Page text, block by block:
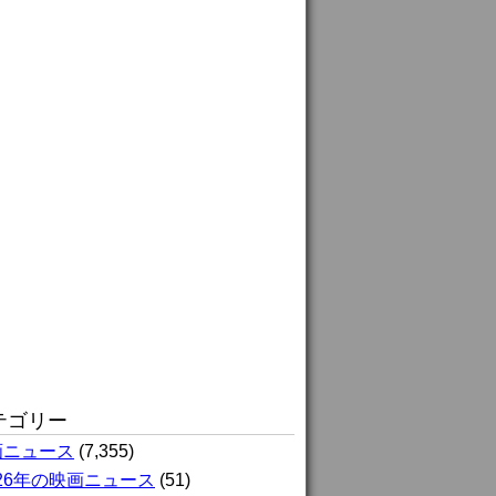
ゴリー
ュース (7,355)
年の映画ニュース (51)